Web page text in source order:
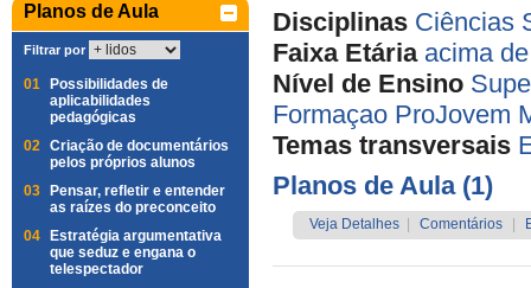
Planos de Aula
Filtrar por
01
Possibilidades de
aplicabilidades
pedagógicas
02 Criação de documentários
pelos próprios alunos
03
Pensar, refletir e entender
as raízes do preconceito
04
Estratégia argumentativa
que seduz e engana o
telespectador
Disciplinas Ciências
Faixa Etária acima
Nível de Ensino
Formaçao ProJovem
Temas transversais
Planos de Aula (1)
Veja Detalhes Comentários